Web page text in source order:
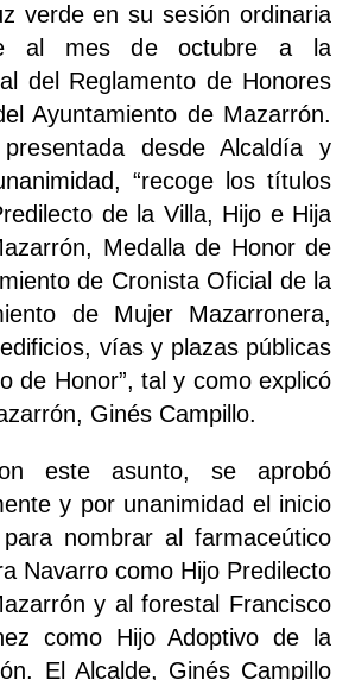
verde en su sesión ordinaria
al mes de octubre a la
del Reglamento de Honores
Ayuntamiento de Mazarrón.
desde Alcaldía y
“recoge los títulos
de la Villa, Hijo e Hija
Medalla de Honor de
de Cronista Oficial de la
de Mujer Mazarronera,
vías y plazas públicas
de Honor”, tal y como explicó
Ginés Campillo.
este asunto, se aprobó
y por unanimidad el inicio
nombrar al farmaceútico
Navarro como Hijo Predilecto
y al forestal Francisco
como Hijo Adoptivo de la
El Alcalde, Ginés Campillo